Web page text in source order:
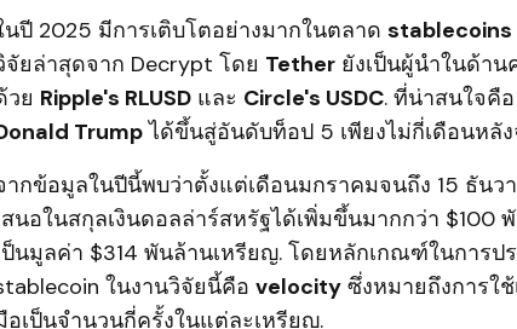
นปี 2025 มีการเติบโตอย่างมากในตลาด stablecoins
จัยล่าสุดจาก Decrypt โดย Tetherยังเป็นผู้นำในด้าน
วย Ripple's RLUSDและ Circle's USDC. ที่น่าสนใจคือ
Trumpได้ขึ้นสู่อันดับท็อป 5 เพียงไม่กี่เดือนหลัง
ากข้อมูลในปีนี้พบว่าตั้งแต่เดือนมกราคมจนถึง 15 ธันว
สนอในสกุลเงินดอลล่าร์สหรัฐได้เพิ่มขึ้นมากกว่า $100
ป็นมูลค่า $314 พันล้านเหรียญ. โดยหลักเกณฑ์ในการป
ในงานวิจัยนี้คือ velocityซึ่งหมายถึงการใ
อเป็นจำนวนกี่ครั้งในแต่ละเหรียญ.